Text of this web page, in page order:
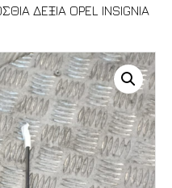
ΔΕΞΙΑ OPEL INSIGNIA